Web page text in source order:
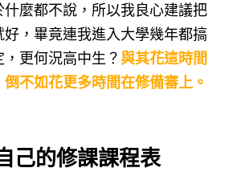
什麼都不說，所以我良心建議把
，畢竟連我進入大學幾年都搞
更何況高中生？與其花這時間
不如花更多時間在修備審上。
己的修課課程表